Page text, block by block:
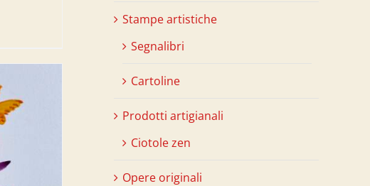
Stampe artistiche
Segnalibri
Cartoline
Prodotti artigianali
Ciotole zen
Opere originali